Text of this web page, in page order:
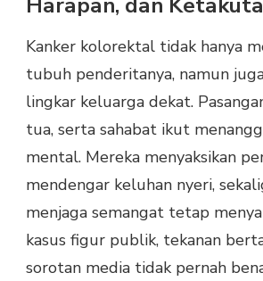
Kanker kolorektal tidak hanya
tubuh penderitanya, namun
lingkar keluarga dekat.
tua, serta sahabat ikut
mental. Mereka menyaksikan
mendengar keluhan nyeri,
menjaga semangat tetap
kasus figur publik, tekanan
sorotan media tidak pernah